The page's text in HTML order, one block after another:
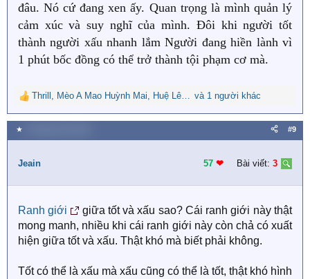
đâu. Nó cứ đang xen ấy. Quan trọng là mình quản lý
cảm xúc và suy nghĩ của mình. Đôi khi người tốt
thành người xấu nhanh lắm Người đang hiền lành vì
1 phút bốc đồng có thể trở thành tội phạm cơ mà.
R
e
a
c
i
n
:
Thrill , Mèo A Mao Huỳnh Mai, Huệ Lê Thị và 1 người khác
★ #9
Jeain 57 ❤︎ Bài viết: 3
Ranh giới
giữa tốt và xấu sao? Cái ranh giới này thật
mong manh, nhiều khi cái ranh giới này còn chả có xuất
hiện giữa tốt và xấu. Thật khó mà biết phải không.
Tốt có thể là xấu mà xấu cũng có thể là tốt, thật khó hình